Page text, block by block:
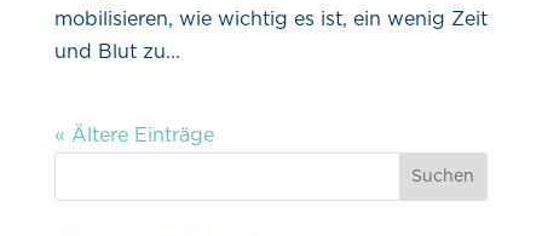
mobilisieren, wie wichtig es ist, ein wenig Zeit
und Blut zu...
« Ältere Einträge
Suchen